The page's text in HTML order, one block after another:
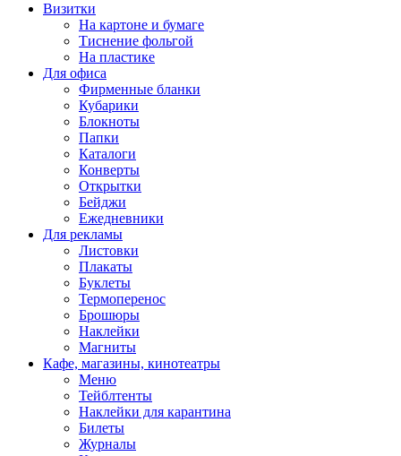
Визитки
На картоне и бумаге
Тиснение фольгой
На пластике
Для офиса
Фирменные бланки
Кубарики
Блокноты
Папки
Каталоги
Конверты
Открытки
Бейджи
Ежедневники
Для рекламы
Листовки
Плакаты
Буклеты
Термоперенос
Брошюры
Наклейки
Магниты
Кафе, магазины, кинотеатры
Меню
Тейблтенты
Наклейки для карантина
Билеты
Журналы